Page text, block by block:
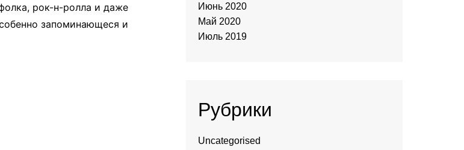
рок-н-ролла и даже
запоминающеся и
Июнь 2020
Май 2020
Июль 2019
Рубрики
Uncategorised